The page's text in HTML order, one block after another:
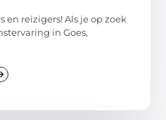
reizigers! Als je op zoek
in Goes,